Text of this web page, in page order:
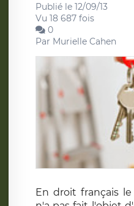
Publié le 12/09/13
Vu 18 687 fois
0
Par Murielle Cahen
En droit français